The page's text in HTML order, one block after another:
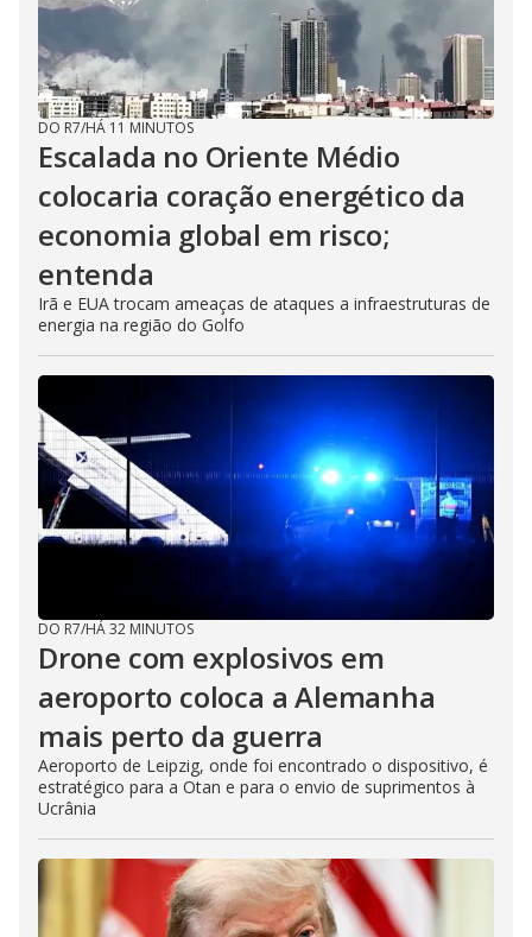
DO R7/HÁ 11 MINUTOS
Escalada no Oriente Médio
colocaria coração energético da
economia global em risco;
entenda
Irã e EUA trocam ameaças de ataques a infraestruturas de
energia na região do Golfo
DO R7/HÁ 32 MINUTOS
Drone com explosivos em
aeroporto coloca a Alemanha
mais perto da guerra
Aeroporto de Leipzig, onde foi encontrado o dispositivo, é
estratégico para a Otan e para o envio de suprimentos à
Ucrânia